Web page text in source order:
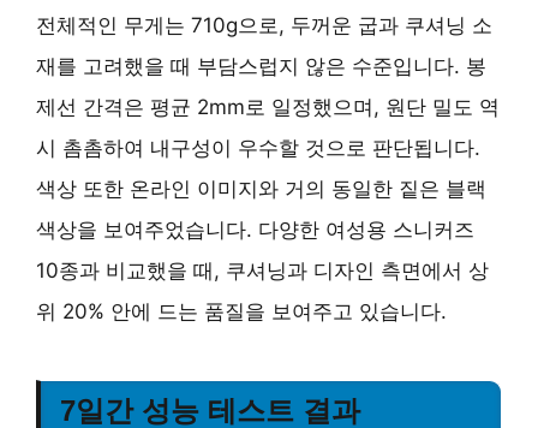
전체적인 무게는 710g으로, 두꺼운 굽과 쿠셔닝 소
재를 고려했을 때 부담스럽지 않은 수준입니다. 봉
제선 간격은 평균 2mm로 일정했으며, 원단 밀도 역
시 촘촘하여 내구성이 우수할 것으로 판단됩니다.
색상 또한 온라인 이미지와 거의 동일한 짙은 블랙
색상을 보여주었습니다. 다양한 여성용 스니커즈
10종과 비교했을 때, 쿠셔닝과 디자인 측면에서 상
위 20% 안에 드는 품질을 보여주고 있습니다.
7일간 성능 테스트 결과